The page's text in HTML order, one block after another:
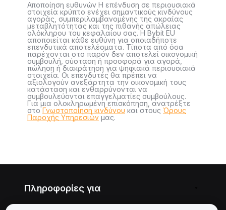
Αποποίηση ευθυνών Η επένδυση σε περιουσιακά
στοιχεία κρύπτο ενέχει σημαντικούς κινδύνους
αγοράς, συμπεριλαμβανομένης της ακραίας
μεταβλητότητας και της πιθανής απώλειας
ολόκληρου του κεφαλαίου σας. Η Bybit EU
αποποιείται κάθε ευθύνη για οποιαδήποτε
επενδυτικά αποτελέσματα. Τίποτα από όσα
παρέχονται στο παρόν δεν αποτελεί οικονομική
συμβουλή, σύσταση ή προσφορά για αγορά,
πώληση ή διακράτηση για ψηφιακά περιουσιακά
στοιχεία. Οι επενδυτές θα πρέπει να
αξιολογούν ανεξάρτητα την οικονομική τους
κατάσταση και ενθαρρύνονται να
συμβουλεύονται επαγγελματίες συμβούλους.
Για μια ολοκληρωμένη επισκόπηση, ανατρέξτε
στοΓνωστοποίηση κινδύνου και στους Όρους
Παροχής Υπηρεσιών μας.
Πληροφορίες για